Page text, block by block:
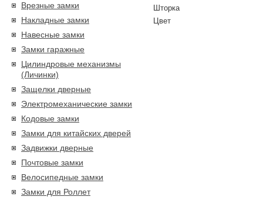
Врезные замки
Накладные замки
Навесные замки
Замки гаражные
Цилиндровые механизмы
(Личинки)
Защелки дверные
Электромеханические замки
Кодовые замки
Замки для китайских дверей
Задвижки дверные
Почтовые замки
Велосипедные замки
Замки для Роллет
Шторка
Цвет